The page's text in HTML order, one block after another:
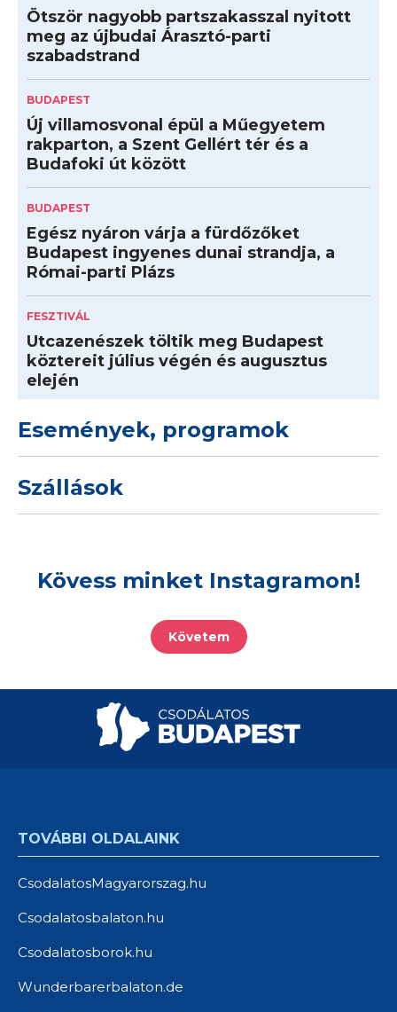
Ötször nagyobb partszakasszal nyitott
meg az újbudai Árasztó-parti
szabadstrand
BUDAPEST
Új villamosvonal épül a Műegyetem
rakparton, a Szent Gellért tér és a
Budafoki út között
BUDAPEST
Egész nyáron várja a fürdőzőket
Budapest ingyenes dunai strandja, a
Római-parti Plázs
FESZTIVÁL
Utcazenészek töltik meg Budapest
köztereit július végén és augusztus
elején
Események, programok
Szállások
Kövess minket Instagramon!
Követem
TOVÁBBI OLDALAINK
CsodalatosMagyarorszag.hu
Csodalatosbalaton.hu
Csodalatosborok.hu
Wunderbarerbalaton.de